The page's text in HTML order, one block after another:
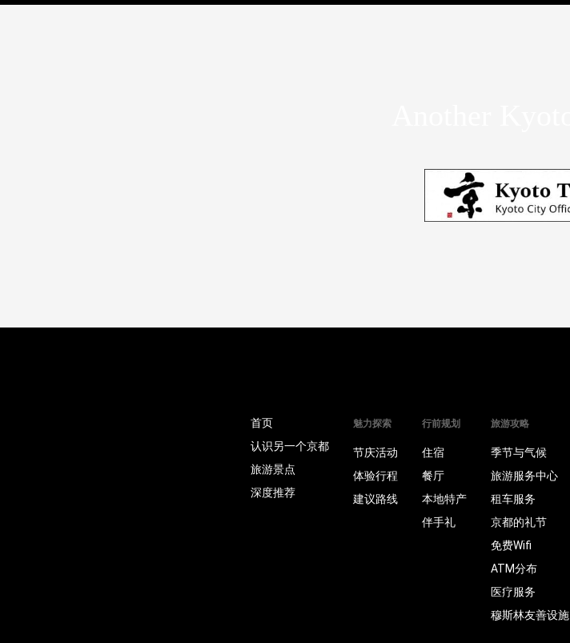
首页
认识另一个京都
旅游景点
深度推荐
魅力探索
节庆活动
体验行程
建议路线
行前规划
住宿
餐厅
本地特产
伴手礼
旅游攻略
季节与气候
旅游服务中心
租车服务
京都的礼节
免费Wifi
ATM分布
医疗服务
穆斯林友善设施